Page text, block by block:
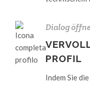
Dialog
PROFIL
Indem Sie